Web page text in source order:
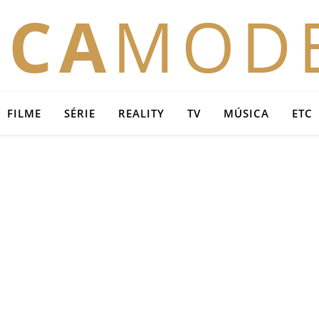
FILME SÉRIE REALITY TV MÚSICA ETC